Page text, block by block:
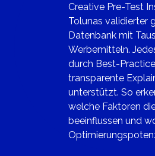
Creative Pre-Test
Tolunas validierter
Datenbank mit
Werbemitteln.
durch Best-
transparente
unterstützt. So
welche Faktoren
beeinflussen und